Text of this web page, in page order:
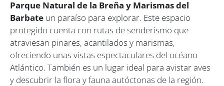
Parque Natural de la Breña y Marismas del
Barbate un paraíso para explorar. Este espacio
protegido cuenta con rutas de senderismo que
atraviesan pinares, acantilados y marismas,
ofreciendo unas vistas espectaculares del océano
Atlántico. También es un lugar ideal para avistar aves
y descubrir la flora y fauna autóctonas de la región.